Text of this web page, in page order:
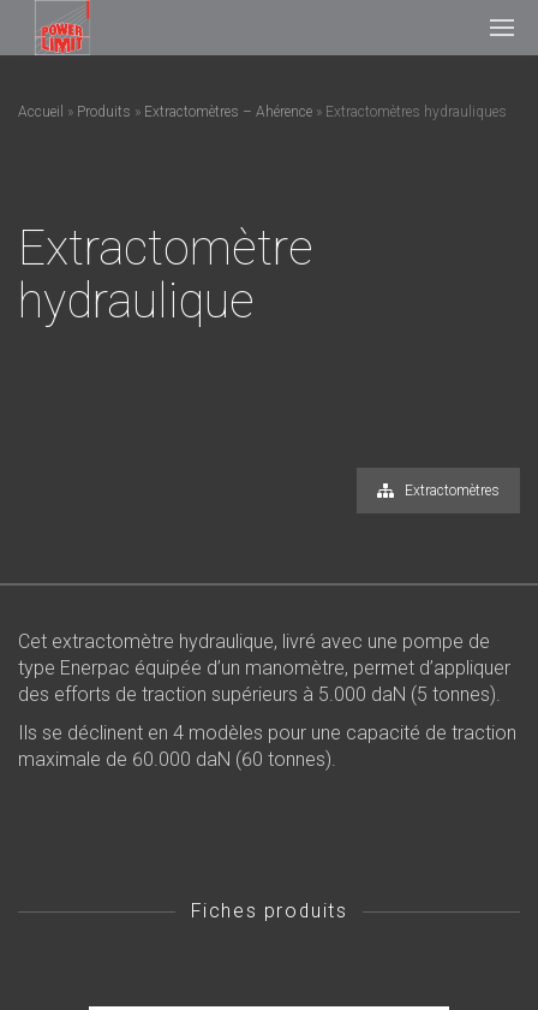
Accueil » Produits » Extractomètres – Ahérence » Extractomètres hydrauliques
Extractomètre
hydraulique
Extractomètres
Cet extractomètre hydraulique, livré avec une pompe de
type Enerpac équipée d’un manomètre, permet d’appliquer
des efforts de traction supérieurs à 5.000 daN (5 tonnes).
Ils se déclinent en 4 modèles pour une capacité de traction
maximale de 60.000 daN (60 tonnes).
Fiches produits